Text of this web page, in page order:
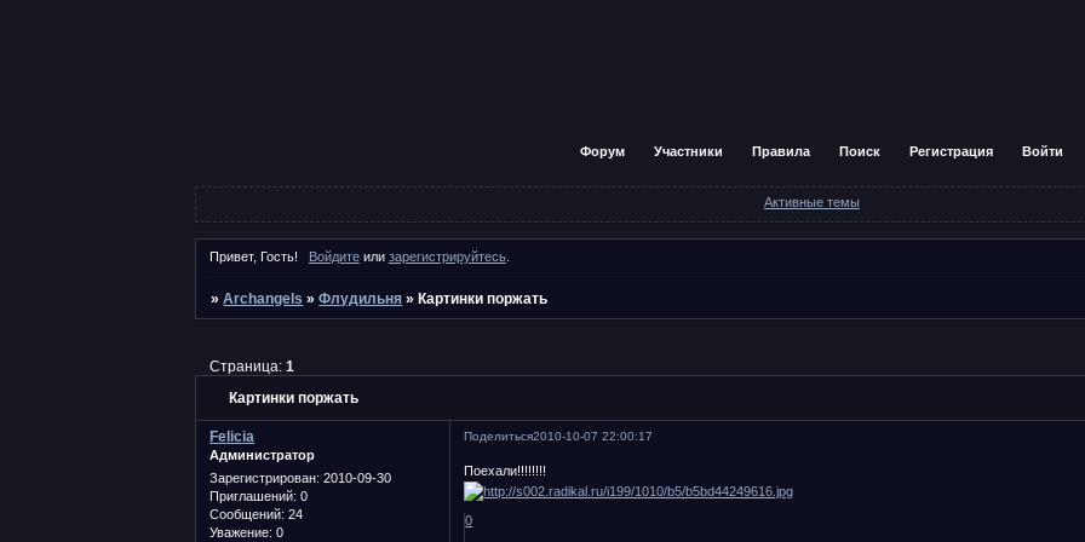
Форум Участники Правила Поиск Регистрация Войти
Активные темы
Привет, Гость! Войдитеили зарегистрируйтесь.
»Archangels »Флудильня »Картинки поржать
Картинки поржать
Страница:1
Поделиться2010-10-07 22:00:17
Felicia
Администратор
Зарегистрирован: 2010-09-30
Приглашений: 0
Сообщений: 24
Уважение: 0
Поехали!!!!!!!!
0